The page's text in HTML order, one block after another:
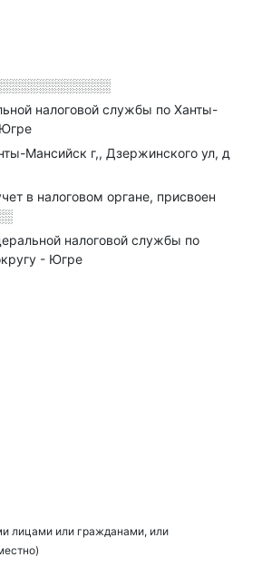
налоговой службы по Ханты-
Мансийск г,, Дзержинского ул, д
в налоговом органе, присвоен
налоговой службы по
- Югре
лицами или гражданами, или